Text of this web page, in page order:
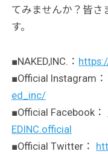
てみませんか？皆さ
す。
■NAKED,INC.：
■Official Instagram：
ed_inc/
■Official Facebook：
EDINC.official
■Official Twitter：